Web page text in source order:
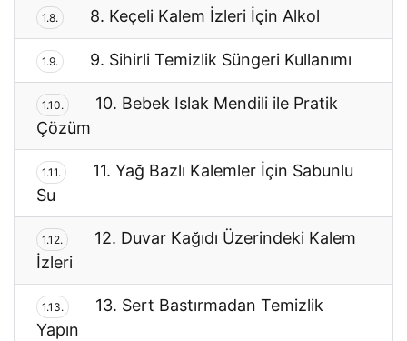
1.8. 8. Keçeli Kalem İzleri İçin Alkol
1.9. 9. Sihirli Temizlik Süngeri Kullanımı
1.10.
10. Bebek Islak Mendili ile Pratik
Çözüm
1.11.
11. Yağ Bazlı Kalemler İçin Sabunlu
Su
1.12.
12. Duvar Kağıdı Üzerindeki Kalem
İzleri
1.13.
13. Sert Bastırmadan Temizlik
Yapın